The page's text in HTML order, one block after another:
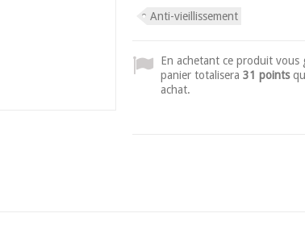
Anti-vieillissement
En achetant ce produit vous
panier totalisera 31 points
achat.